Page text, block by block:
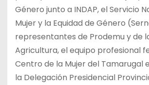
Género junto a INDAP, el Servicio
Mujer y la Equidad de Género
representantes de Prodemu y de
Agricultura, el equipo profesional
Centro de la Mujer del Tamarugal
la Delegación Presidencial